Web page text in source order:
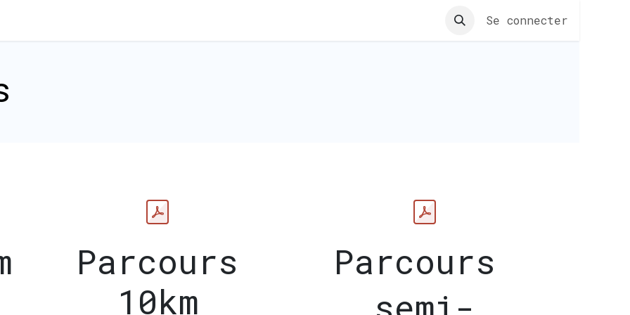
Se connecter
Parcours
10km​
Parcours